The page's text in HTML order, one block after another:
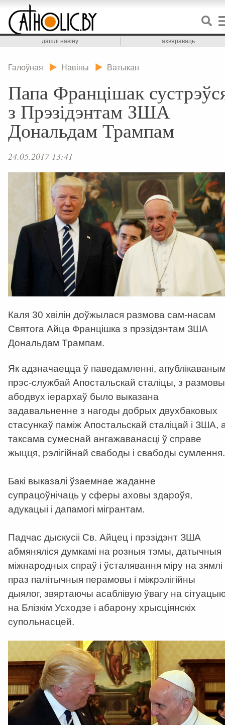
дашлі навіну ахвяраваць
Галоўная Навіны Ватыкан
Папа Францішак
з Прэзідэнтам ЗША
Дональдам Трампам
24.05.2017 13:41
Каля 30 хвілін доўжылася размова сам-насам
Святога Айца Францішка з прэзідэнтам ЗША
Дональдам Трампам.
Як адзначаецца ў паведамленні,
прэс-службай Апостальскай сталіцы, з размовы
абодвух іерархаў было выказана
задавальненне з нагоды добрых двухбаковых
стасункаў паміж Апостальскай сталіцай і ЗША,
таксама сумеснай ангажаванасці ў справе
жыцця, рэлігійнай свабоды і свабоды сумлення.
Бакі выказалі ўзаемнае жаданне
супрацоўнічаць у сферы аховы здароўя,
адукацыі і дапамогі мігрантам.
Падчас дыскусіі Св. Айцец і прэзідэнт ЗША
абмяняліся думкамі на розныя тэмы, датычныя
міжнародных спраў і ўсталявання міру на зямлі
праз палітычныя перамовы і міжрэлігійны
дыялог, звяртаючы асаблівую ўвагу на
на Блізкім Усходзе і абарону хрысціянскіх
супольнасцей.